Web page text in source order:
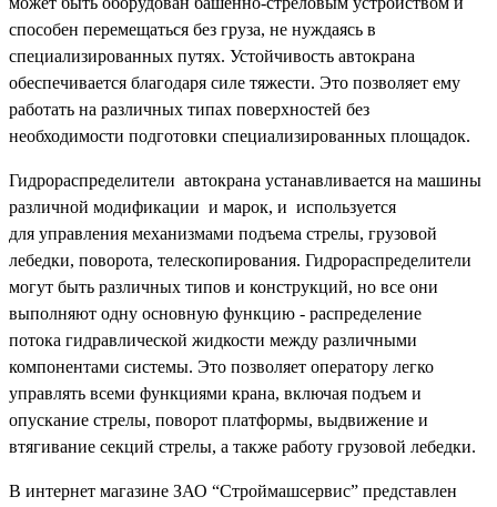
способен перемещаться без груза, не нуждаясь в
специализированных путях. Устойчивость автокрана
обеспечивается благодаря силе тяжести. Это позволяет ему
работать на различных типах поверхностей без
необходимости подготовки специализированных площадок.
Гидрораспределители автокрана устанавливается на машины
различной модификации и марок, и используется
для управления механизмами подъема стрелы, грузовой
лебедки, поворота, телескопирования. Гидрораспределители
могут быть различных типов и конструкций, но все они
выполняют одну основную функцию - распределение
потока гидравлической жидкости между различными
компонентами системы. Это позволяет оператору легко
управлять всеми функциями крана, включая подъем и
опускание стрелы, поворот платформы, выдвижение и
втягивание секций стрелы, а также работу грузовой лебедки.
В интернет магазине ЗАО “Строймашсервис” представлен